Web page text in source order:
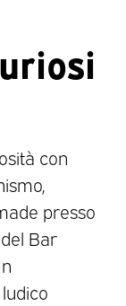
con
presso
Bar